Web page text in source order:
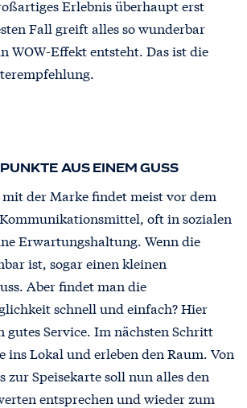
Erlebnis überhaupt erst
Fall greift alles so wunderbar
WOW-Effekt entsteht. Das ist die
AUS EINEM GUSS
der Marke findet meist vor dem
oft in sozialen
Erwartungshaltung. Wenn die
ist, sogar einen kleinen
Aber findet man die
schnell und einfach? Hier
gutes Service. Im nächsten Schritt
ins Lokal und erleben den Raum. Von
zur Speisekarte soll nun alles den
entsprechen und wieder zum